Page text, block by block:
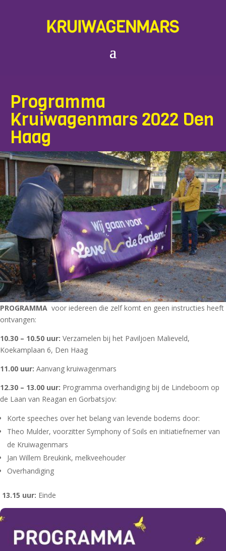
Programma
Kruiwagenmars 2022 Den
Haag
PROGRAMMA voor iedereen die zelf komt en geen instructies heeft
ontvangen:
10.30 – 10.50 uur: Verzamelen bij het Paviljoen Malieveld,
Koekamplaan 6, Den Haag
11.00 uur: Aanvang kruiwagenmars
12.30 – 13.00 uur: Programma overhandiging bij de Lindeboom op
de Laan van Reagan en Gorbatsjov:
Korte speeches over het belang van levende bodems door:
Theo Mulder, voorzitter Symphony of Soils en initiatiefnemer van
de Kruiwagenmars
Jan Willem Breukink, melkveehouder
Overhandiging
13.15 uur: Einde